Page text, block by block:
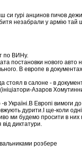
гурі анцинов пичов
незабрали у армію тай
по ВИНу.
постановки нового авто
В европе в
стоял в салоне - в
Азаров
Україні.В Европі вимоги
дурити.І ще-коли
ми будемо просити в них
від диктатури.
розбере